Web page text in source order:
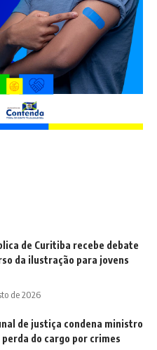
de Curitiba recebe debate
da ilustração para jovens
de 2026
de justiça condena ministro
do cargo por crimes